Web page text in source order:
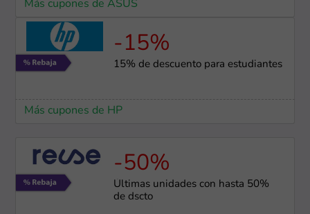
Más cupones de ASUS
-15%
15% de descuento para estudiantes
Más cupones de HP
-50%
Últimas unidades con hasta 50%
de dscto